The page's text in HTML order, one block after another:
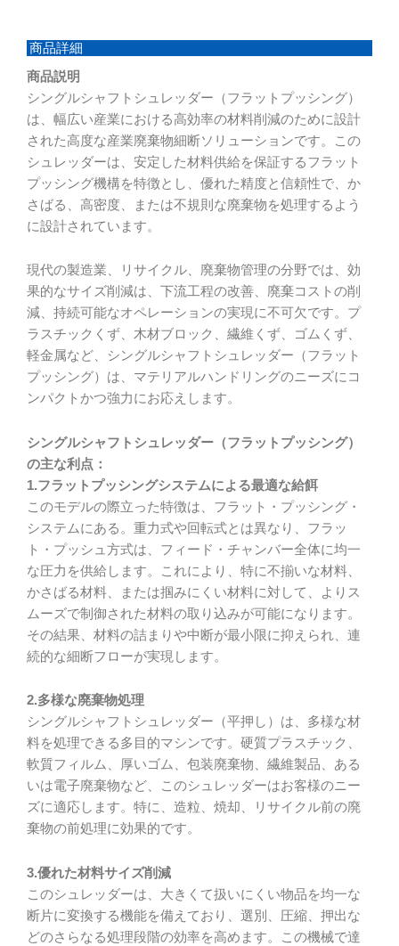
商品詳細
商品説明
シングルシャフトシュレッダー（フラットプッシング）
は、幅広い産業における高効率の材料削減のために設計
された高度な産業廃棄物細断ソリューションです。この
シュレッダーは、安定した材料供給を保証するフラット
プッシング機構を特徴とし、優れた精度と信頼性で、か
さばる、高密度、または不規則な廃棄物を処理するよう
に設計されています。
現代の製造業、リサイクル、廃棄物管理の分野では、効
果的なサイズ削減は、下流工程の改善、廃棄コストの削
減、持続可能なオペレーションの実現に不可欠です。プ
ラスチックくず、木材ブロック、繊維くず、ゴムくず、
軽金属など、シングルシャフトシュレッダー（フラット
プッシング）は、マテリアルハンドリングのニーズにコ
ンパクトかつ強力にお応えします。
シングルシャフトシュレッダー（フラットプッシング）
の主な利点：
1.フラットプッシングシステムによる最適な給餌
このモデルの際立った特徴は、フラット・プッシング・
システムにある。重力式や回転式とは異なり、フラッ
ト・プッシュ方式は、フィード・チャンバー全体に均一
な圧力を供給します。これにより、特に不揃いな材料、
かさばる材料、または掴みにくい材料に対して、よりス
ムーズで制御された材料の取り込みが可能になります。
その結果、材料の詰まりや中断が最小限に抑えられ、連
続的な細断フローが実現します。
2.多様な廃棄物処理
シングルシャフトシュレッダー（平押し）は、多様な材
料を処理できる多目的マシンです。硬質プラスチック、
軟質フィルム、厚いゴム、包装廃棄物、繊維製品、ある
いは電子廃棄物など、このシュレッダーはお客様のニー
ズに適応します。特に、造粒、焼却、リサイクル前の廃
棄物の前処理に効果的です。
3.優れた材料サイズ削減
このシュレッダーは、大きくて扱いにくい物品を均一な
断片に変換する機能を備えており、選別、圧縮、押出な
どのさらなる処理段階の効率を高めます。この機械で達